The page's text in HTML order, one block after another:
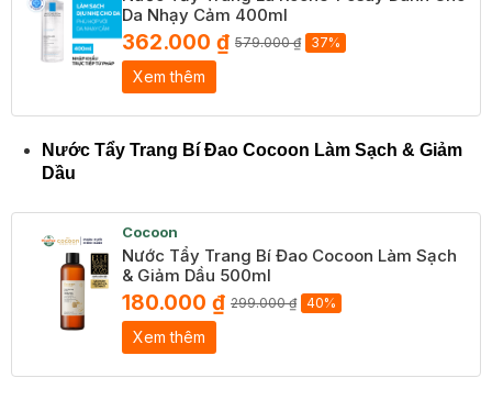
Da Nhạy Cảm 400ml
362.000 ₫ 579.000 ₫ 37%
Xem thêm
Nước Tẩy Trang Bí Đao Cocoon Làm Sạch & Giảm
Dầu
Cocoon
Nước Tẩy Trang Bí Đao Cocoon Làm Sạch
& Giảm Dầu 500ml
180.000 ₫ 299.000 ₫ 40%
Xem thêm